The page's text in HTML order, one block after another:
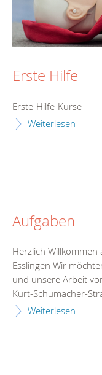
Erste Hilfe
Erste-Hilfe-Kurse
Weiterlesen
Aufgaben
Herzlich
Esslingen Wir
und unsere Arbeit
Kurt-Schumacher-
Weiterlesen